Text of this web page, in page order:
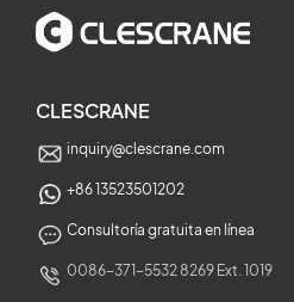
CLESCRANE
inquiry@clescrane.com
+86 13523501202
Consultoría gratuita en línea
0086-371-5532 8269 Ext. 1019